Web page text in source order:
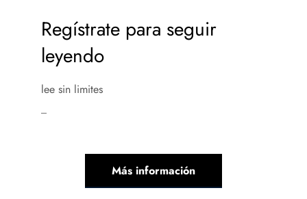
Regístrate para seguir
leyendo
lee sin limites
Más información